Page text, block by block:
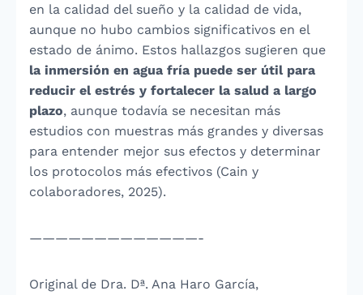
en la calidad del sueño y la calidad de vida,
aunque no hubo cambios significativos en el
estado de ánimo. Estos hallazgos sugieren que
la inmersión en agua fría puede ser útil para
reducir el estrés y fortalecer la salud a largo
plazo, aunque todavía se necesitan más
estudios con muestras más grandes y diversas
para entender mejor sus efectos y determinar
los protocolos más efectivos (Cain y
colaboradores, 2025).
—————————————-
Original de Dra. Dª. Ana Haro García,